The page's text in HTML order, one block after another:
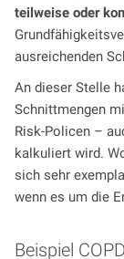
teilweise oder
ausreichenden
An dieser Stelle
Schnittmengen
Risk-Policen –
kalkuliert wird.
sich sehr
wenn es um die
Beispiel